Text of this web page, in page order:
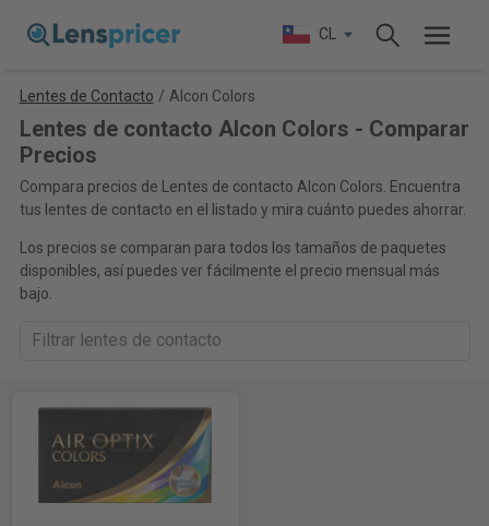
CL
Lentes de Contacto / Alcon Colors
Lentes de contacto Alcon Colors - Comparar
Precios
Compara precios de Lentes de contacto Alcon Colors. Encuentra
tus lentes de contacto en el listado y mira cuánto puedes ahorrar.
Los precios se comparan para todos los tamaños de paquetes
disponibles, así puedes ver fácilmente el precio mensual más
bajo.